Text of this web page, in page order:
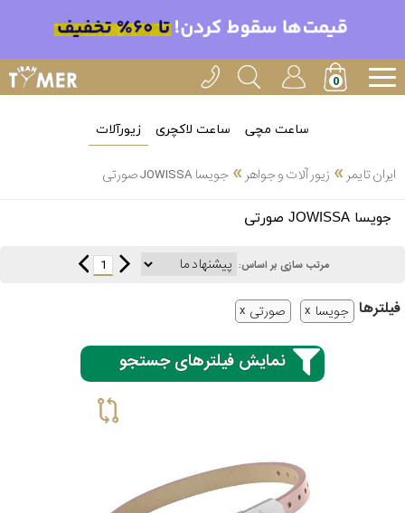
ساعت مچی ساعت لاکچری زیورآلات
ایران تایمر » زیور آلات و جواهر » جویسا JOWISSA صورتی
جویسا JOWISSA صورتی
مرتب سازی بر اساس: 1
فیلتر‌ها جویسا صورتی
نمایش فیلترهای جستجو
انتخاب
بین 3
3